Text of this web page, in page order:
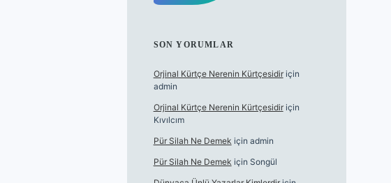
SON YORUMLAR
Orjinal Kürtçe Nerenin Kürtçesidiriçin
admin
Orjinal Kürtçe Nerenin Kürtçesidiriçin
Kıvılcım
Pür Silah Ne Demek için admin
Pür Silah Ne Demek için Songül